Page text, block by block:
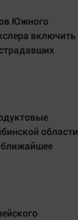
Южного
включить
области
ближайшее